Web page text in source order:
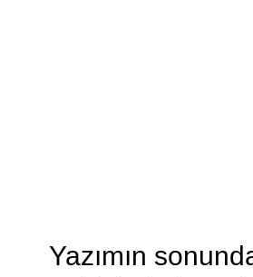
Yazımın